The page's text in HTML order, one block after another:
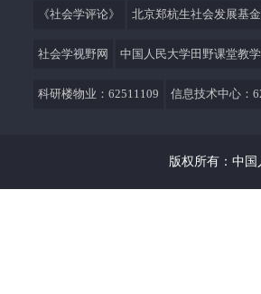
《社会学评论》 北京郑杭生社会发展基
社会学视野网 中国人民大学田野课堂教
科研楼物业：62511109 信息技术中心：
版权所有：中